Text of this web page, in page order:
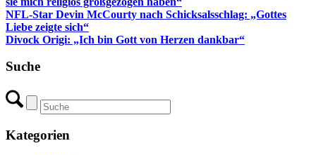
NFL-Star Devin McCourty nach Schicksalsschlag: „Gottes
Liebe zeigte sich“
Divock Origi: „Ich bin Gott von Herzen dankbar“
Suche
Kategorien